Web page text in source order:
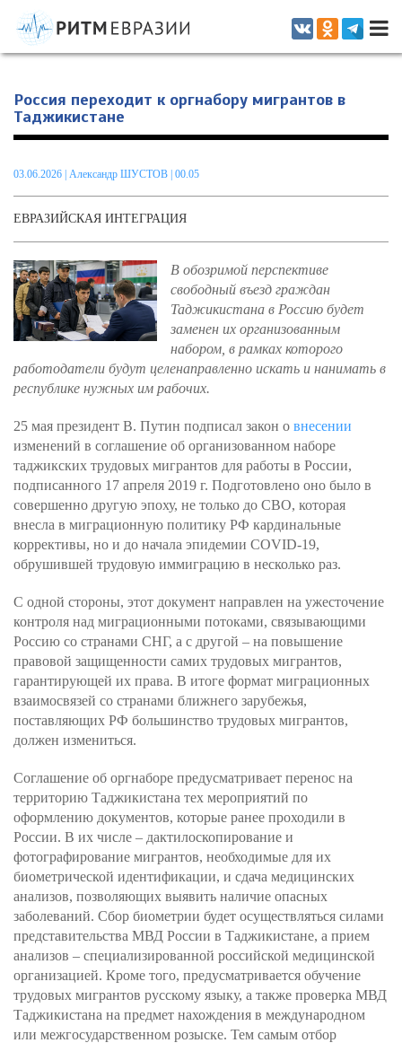
Информационно-аналитическое издание, посвященное актуальным
проблемам интеграции на постсоветском пространстве
Россия переходит к оргнабору мигрантов в
Таджикистане
03.06.2026 Александр ШУСТОВ | 00.05
ЕВРАЗИЙСКАЯ ИНТЕГРАЦИЯ
В обозримой перспективе
свободный въезд граждан
Таджикистана в Россию будет
заменен их организованным
набором, в рамках которого
работодатели будут целенаправленно искать и нанимать в
республике нужных им рабочих.
25 мая президент В. Путин подписал закон о внесении
изменений в соглашение об организованном наборе
таджикских трудовых мигрантов для работы в России,
подписанного 17 апреля 2019 г. Подготовлено оно было в
совершенно другую эпоху, не только до СВО, которая
внесла в миграционную политику РФ кардинальные
коррективы, но и до начала эпидемии COVID-19,
обрушившей трудовую иммиграцию в несколько раз.
С одной стороны, этот документ направлен на ужесточение
контроля над миграционными потоками, связывающими
Россию со странами СНГ, а с другой – на повышение
правовой защищенности самих трудовых мигрантов,
гарантирующей их права. В итоге формат миграционных
взаимосвязей со странами ближнего зарубежья,
поставляющих РФ большинство трудовых мигрантов,
должен измениться.
Соглашение об оргнаборе предусматривает перенос на
территорию Таджикистана тех мероприятий по
оформлению документов, которые ранее проходили в
России. В их числе – дактилоскопирование и
фотографирование мигрантов, необходимые для их
биометрической идентификации, и сдача медицинских
анализов, позволяющих выявить наличие опасных
заболеваний. Сбор биометрии будет осуществляться силами
представительства МВД России в Таджикистане, а прием
анализов – специализированной российской медицинской
организацией. Кроме того, предусматривается обучение
трудовых мигрантов русскому языку, а также проверка МВД
Таджикистана на предмет нахождения в международном
или межгосударственном розыске. Тем самым отбор